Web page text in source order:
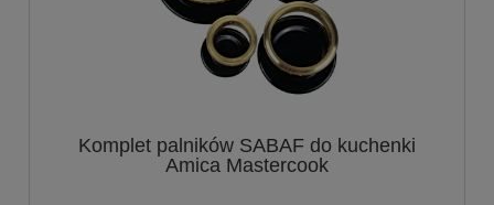
Komplet palników SABAF do kuchenki
Amica Mastercook